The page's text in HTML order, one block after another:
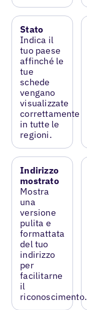
Stato
Indica il
tuo paese
affinché le
tue
schede
vengano
visualizzate
correttamente
in tutte le
regioni.
Indirizzo
mostrato
Mostra
una
versione
pulita e
formattata
del tuo
indirizzo
per
facilitarne
il
riconoscimento.